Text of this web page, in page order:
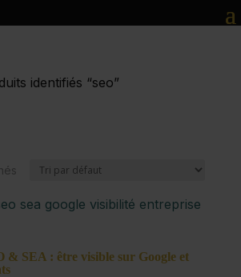
identifiés “seo”
& SEA : être visible sur Google et